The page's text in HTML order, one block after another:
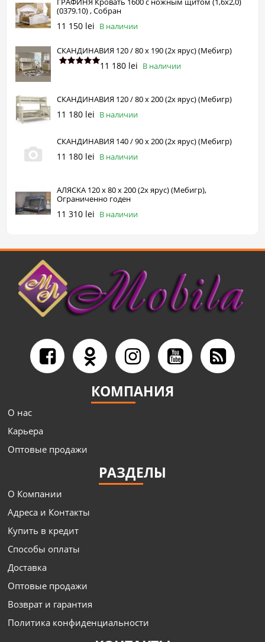
(0379.10) , Собран
11 150 lei В наличии
СКАНДИНАВИЯ 120 / 80 х 190 (2х ярус) (Мебигр)
11 180 lei В наличии
СКАНДИНАВИЯ 120 / 80 х 200 (2х ярус) (Мебигр)
11 180 lei В наличии
СКАНДИНАВИЯ 140 / 90 х 200 (2х ярус) (Мебигр)
11 180 lei В наличии
АЛЯСКА 120 х 80 х 200 (2х ярус) (Мебигр),
Ограниченно годен
11 310 lei В наличии
КОМПАНИЯ
О нас
Карьера
Оптовые продажи
РАЗДЕЛЫ
О Компании
Адреса и Контакты
Купить в кредит
Способы оплаты
Доставка
Оптовые продажи
Возврат и гарантия
Политика конфиденциальности